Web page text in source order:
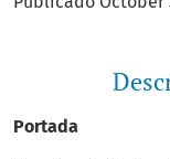
Portada